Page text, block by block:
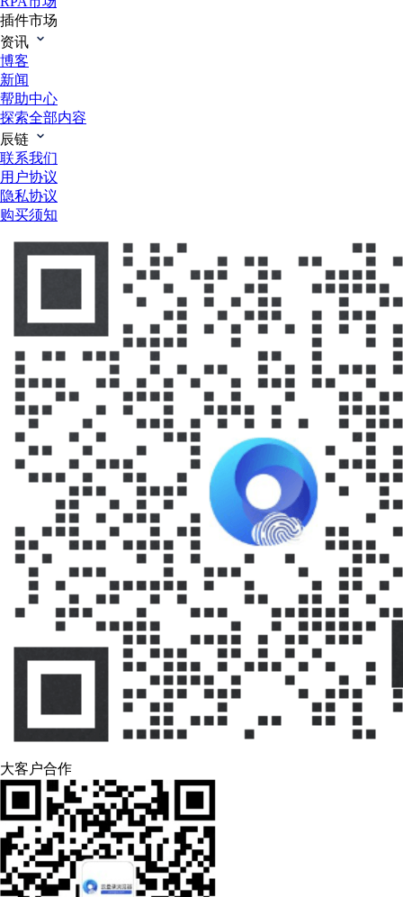
插件市场
资讯
博客
新闻
帮助中心
探索全部内容
辰链
联系我们
用户协议
隐私协议
购买须知
大客户合作